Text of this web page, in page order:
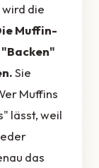
die
Muffin-
Sie
Muffins
lässt, weil
das